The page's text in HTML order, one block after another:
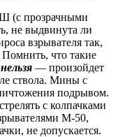
(с прозрачными
не выдвинута ли
взрывателя так,
что такие
— произойдет
ствола. Мины с
подрывом.
с колпачками
М-50,
не допускается.